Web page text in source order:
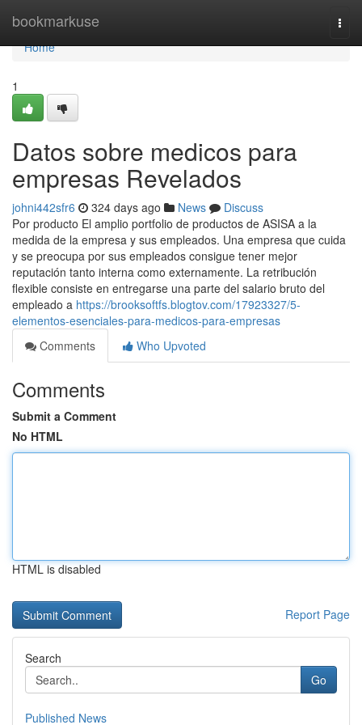
bookmarkuse
Home
Home
1
Datos sobre medicos para
empresas Revelados
johni442sfr6 324 days ago News
Discuss
Por producto El amplio portfolio de productos de ASISA a la
medida de la empresa y sus empleados. Una empresa que cuida
y se preocupa por sus empleados consigue tener mejor
reputación tanto interna como externamente. La retribución
flexible consiste en entregarse una parte del salario bruto del
empleado a https://brooksoftfs.blogtov.com/17923327/5-
elementos-esenciales-para-medicos-para-empresas
Comments
Who Upvoted
Comments
Submit a Comment
No HTML
HTML is disabled
Report Page
Search
Go
Published News